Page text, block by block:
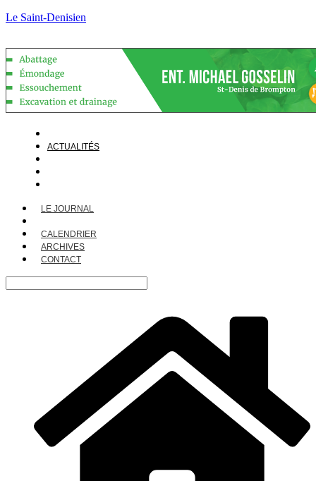
Le Saint-Denisien
ACTUALITÉS
LE JOURNAL
CALENDRIER
ARCHIVES
CONTACT